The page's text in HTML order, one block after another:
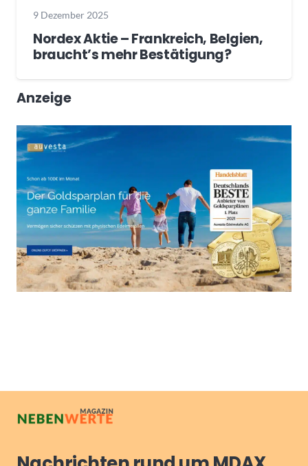
9 Dezember 2025
Nordex Aktie – Frankreich, Belgien,
braucht’s mehr Bestätigung?
Anzeige